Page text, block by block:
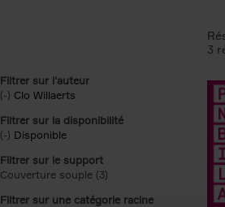
Filtrer sur l'auteur
(-) Remove Clo Willaerts filter
Clo Willaerts
Filtrer sur la disponibilité
(-) Remove Disponible filter
Disponible
Filtrer sur le support
Couverture souple (3)
Filtrer sur une catégorie racine
3